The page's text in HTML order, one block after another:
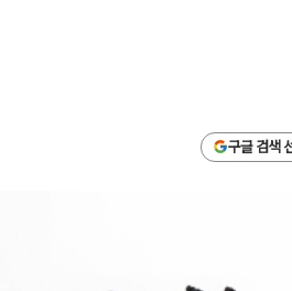
구글 검색